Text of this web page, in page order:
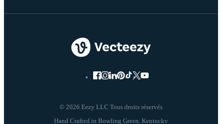
© 2026 Eezy LLC Tous droits réservés